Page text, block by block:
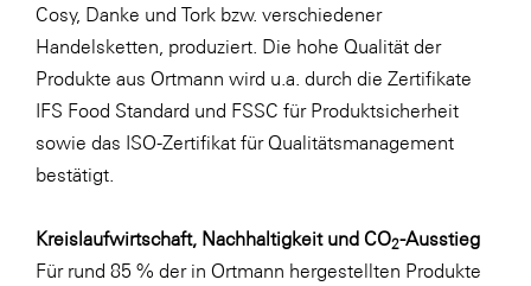
Cosy, Danke und Tork bzw. verschiedener
Handelsketten, produziert. Die hohe Qualität der
Produkte aus Ortmann wird u.a. durch die Zertifikate
IFS Food Standard und FSSC für Produktsicherheit
sowie das ISO-Zertifikat für Qualitätsmanagement
bestätigt.
Kreislaufwirtschaft, Nachhaltigkeit und CO2-Ausstieg
Für rund 85 % der in Ortmann hergestellten Produkte